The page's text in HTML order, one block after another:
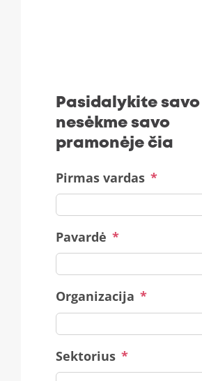
Pasidalykite
nesėkme savo
pramonėje čia
Pirmas vardas *
Pavardė *
Organizacija *
Sektorius *